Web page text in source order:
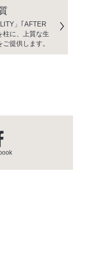
」｢AFTER
柱に、上質な生
提供します。